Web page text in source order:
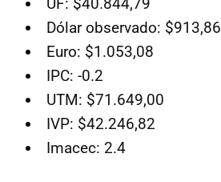
Dólar observado: $913,86
Euro: $1.053,08
IPC: -0.2
UTM: $71.649,00
IVP: $42.246,82
Imacec: 2.4